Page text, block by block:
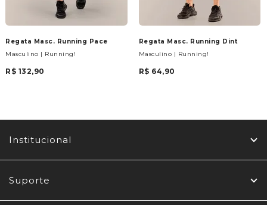
Regata Masc. Running Pace
Masculino | Running!
R$ 132,90
Regata Masc. Running Dint
Masculino | Running!
R$ 64,90
Institucional
Suporte